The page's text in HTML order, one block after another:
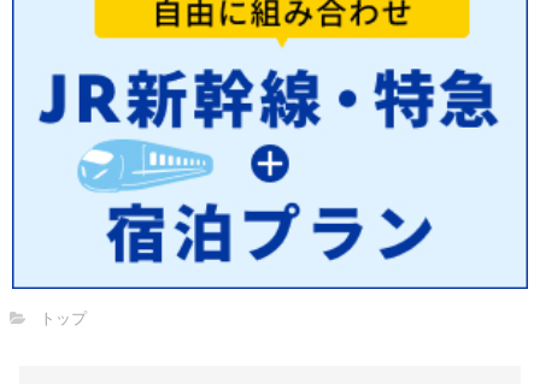
トップ